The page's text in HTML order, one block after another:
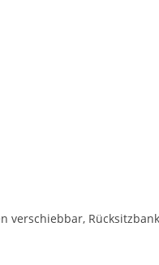
verschiebbar,